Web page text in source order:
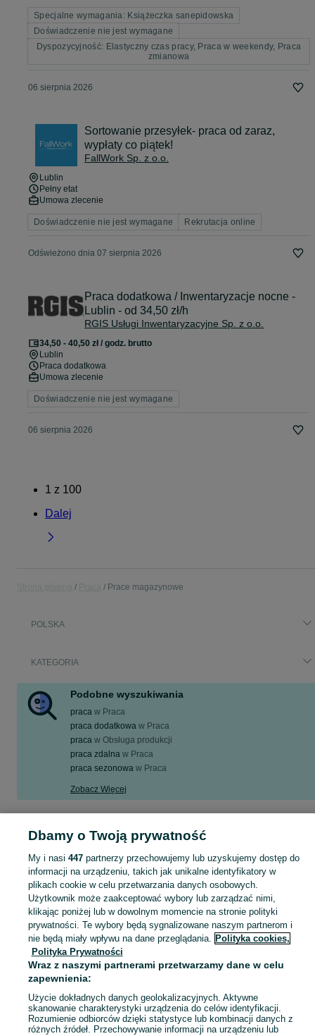
Specjalne wymagania: Książeczka sanepidowska
Doświadczenie nie jest wymagane
Dyspozycyjność: Elastyczny czas pracy, Praca w weekendy, Praca
zmianowa
06 sierpnia 2026
Sortowanie przesyłek- praca od zaraz,
wypłaty co piątek!
FallWork Sp. z o.o.
Lublin
Pełny etat
Umowa zlecenie
Doświadczenie nie jest wymagane Rekrutacja online
Odświeżono dnia 07 sierpnia 2026
Praca dodatkowa / Inwentaryzacje nocne -
Lublin - od 34,50 zł/h
RGIS Usługi Inwentaryzacyjne Sp. z o.o.
34,50 - 40,50 zł / godz. brutto
Lublin
Praca dodatkowa
Umowa zlecenie
Doświadczenie nie jest wymagane
06 sierpnia 2026
1 z 100
Dalej
Prace magazynowe
POLSKA
KATEGORIA
Podobne wyszukiwania
praca w Praca
praca dodatkowa w Praca
praca w Obsługa produkcji
praca zdalna w Praca
praca sezonowa w Praca
Zobacz Więcej
Mapa kategorii
Mapa miejscowości
Mapa ministron
Popularne wyszukiwania
Dbamy o Twoją prywatność
My i nasi 447partnerzy przechowujemy lub uzyskujemy dostęp do
informacji na urządzeniu, takich jak unikalne identyfikatory w
plikach cookie w celu przetwarzania danych osobowych.
Użytkownik może zaakceptować wybory lub zarządzać nimi,
klikając poniżej lub w dowolnym momencie na stronie polityki
prywatności. Te wybory będą sygnalizowane naszym partnerom i
nie będą miały wpływu na dane przeglądania. Polityka cookies,
Polityka Prywatności
Wraz z naszymi partnerami przetwarzamy dane w celu
zapewnienia:
Użycie dokładnych danych geolokalizacyjnych. Aktywne
skanowanie charakterystyki urządzenia do celów identyfikacji.
Rozumienie odbiorców dzięki statystyce lub kombinacji danych z
różnych źródeł. Przechowywanie informacji na urządzeniu lub